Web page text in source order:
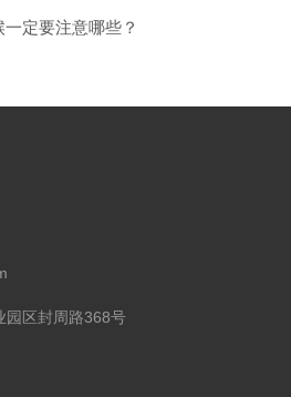
定要注意哪些？
园区封周路368号